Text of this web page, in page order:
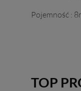
Pojemność :
TOP